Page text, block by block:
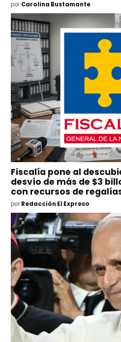
por Carolina Bustamante
Fiscalía pone al
desvío de más de $3
con recursos de
por Redacción El Expreso